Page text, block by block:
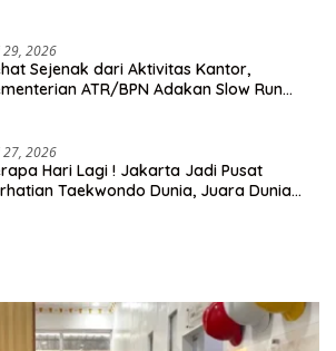
29, 2026
Sejenak dari Aktivitas Kantor,
ATR/BPN Adakan Slow Run
27, 2026
Hari Lagi ! Jakarta Jadi Pusat
Taekwondo Dunia, Juara Dunia